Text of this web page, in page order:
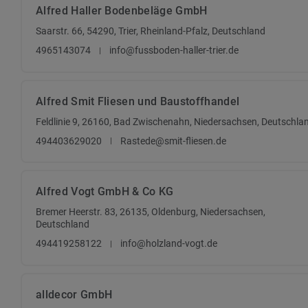
Alfred Haller Bodenbeläge GmbH
Saarstr. 66, 54290, Trier, Rheinland-Pfalz, Deutschland
4965143074
info@fussboden-haller-trier.de
Alfred Smit Fliesen und Baustoffhandel
Feldlinie 9, 26160, Bad Zwischenahn, Niedersachsen,
494403629020
Rastede@smit-fliesen.de
Alfred Vogt GmbH & Co KG
Bremer Heerstr. 83, 26135, Oldenburg, Niedersachsen,
Deutschland
494419258122
info@holzland-vogt.de
alldecor GmbH